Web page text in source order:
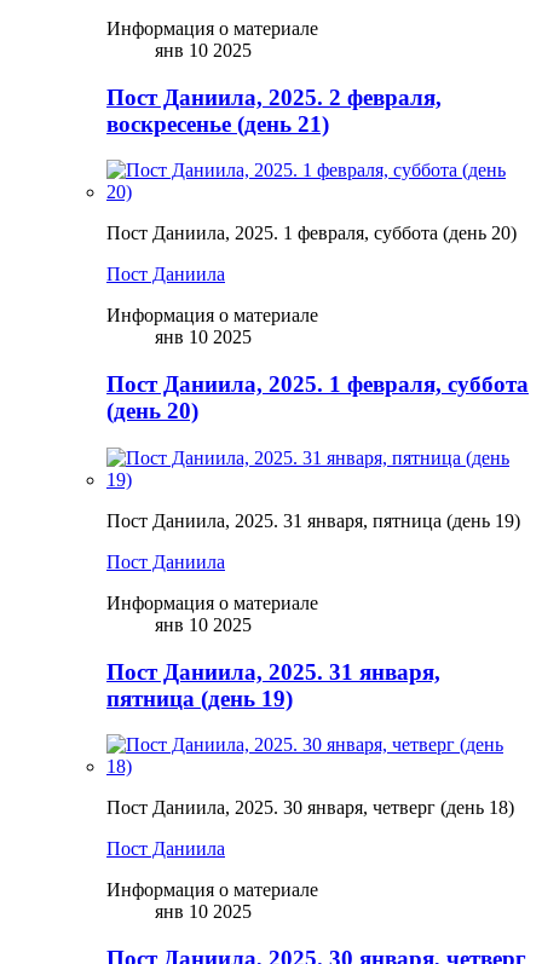
Информация о материале
янв 10 2025
Пост Даниила, 2025. 2 февраля,
воскресенье (день 21)
Пост Даниила, 2025. 1 февраля, суббота (день 20)
Пост Даниила
Информация о материале
янв 10 2025
Пост Даниила, 2025. 1 февраля, суббота
(день 20)
Пост Даниила, 2025. 31 января, пятница (день 19)
Пост Даниила
Информация о материале
янв 10 2025
Пост Даниила, 2025. 31 января,
пятница (день 19)
Пост Даниила, 2025. 30 января, четверг (день 18)
Пост Даниила
Информация о материале
янв 10 2025
Пост Даниила, 2025. 30 января, четверг